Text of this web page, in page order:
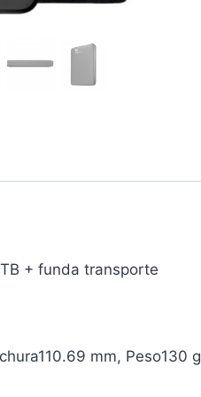
+ funda transporte
mm, Peso130 g